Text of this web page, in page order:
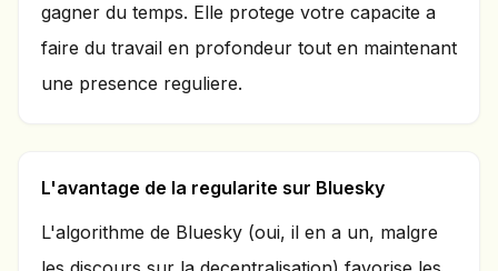
gagner du temps. Elle protege votre capacite a
faire du travail en profondeur tout en maintenant
une presence reguliere.
L'avantage de la regularite sur Bluesky
L'algorithme de Bluesky (oui, il en a un, malgre